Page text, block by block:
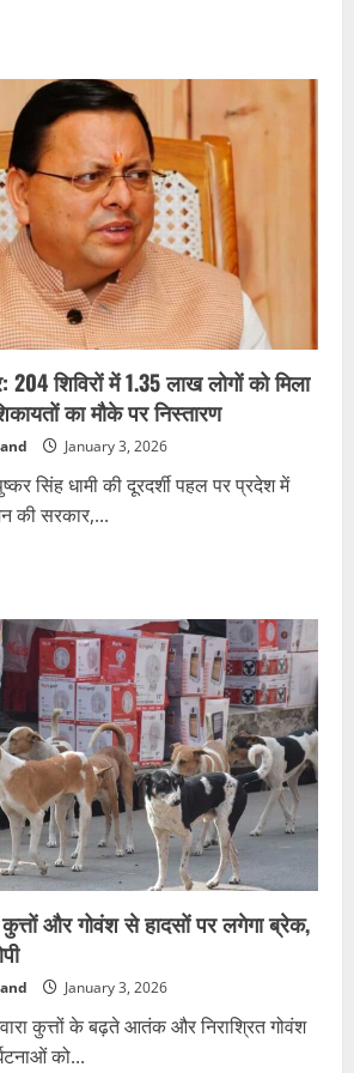
शिविरों में 1.35 लाख लोगों को मिला
का मौके पर निस्तारण
January 3, 2026
सिंह धामी की दूरदर्शी पहल पर प्रदेश में
की सरकार,...
और गोवंश से हादसों पर लगेगा ब्रेक,
January 3, 2026
कुत्तों के बढ़ते आतंक और निराश्रित गोवंश
को...